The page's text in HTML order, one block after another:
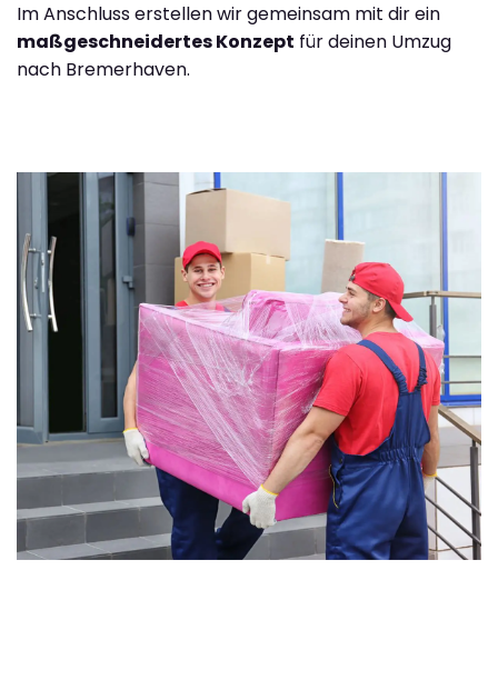
Im Anschluss erstellen wir gemeinsam mit dir ein
maßgeschneidertes Konzept für deinen Umzug
nach Bremer­haven.